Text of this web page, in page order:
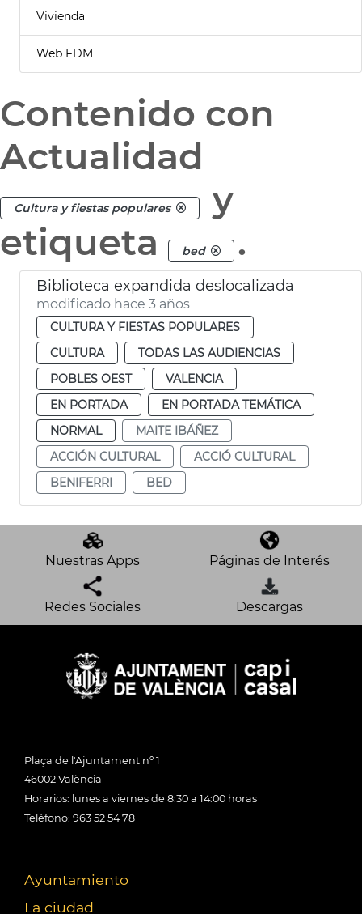
Vivienda
Web FDM
Contenido con
Actualidad
Cultura y fiestas populares
y
etiqueta
bed .
Biblioteca expandida deslocalizada
modificado hace 3 años
CULTURA Y FIESTAS POPULARES
CULTURA
TODAS LAS AUDIENCIAS
POBLES OEST
VALENCIA
EN PORTADA
EN PORTADA TEMÁTICA
NORMAL
MAITE IBÁÑEZ
ACCIÓN CULTURAL
ACCIÓ CULTURAL
BENIFERRI
BED
Nuestras Apps Páginas de Interés
Redes Sociales Descargas
Plaça de l'Ajuntament nº 1
46002 València
Horarios: lunes a viernes de 8:30 a 14:00 horas
Teléfono: 963 52 54 78
Ayuntamiento
La ciudad